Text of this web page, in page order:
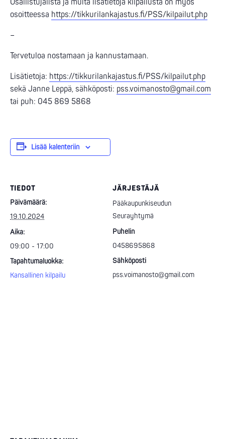
Osallistujalista ja muita lisätietoja kilpailusta on myös
osoitteessa https://tikkurilankajastus.fi/PSS/kilpailut.php
–
Tervetuloa nostamaan ja kannustamaan.
Lisätietoja: https://tikkurilankajastus.fi/PSS/kilpailut.php
sekä Janne Leppä, sähköposti: pss.voimanosto@gmail.com
tai puh: 045 869 5868
Lisää kalenteriin
TIEDOT
Päivämäärä:
19.10.2024
Aika:
09:00 - 17:00
Tapahtumaluokka:
Kansallinen kilpailu
JÄRJESTÄJÄ
Pääkaupunkiseudun
Seurayhtymä
Puhelin
0458695868
Sähköposti
pss.voimanosto@gmail.com